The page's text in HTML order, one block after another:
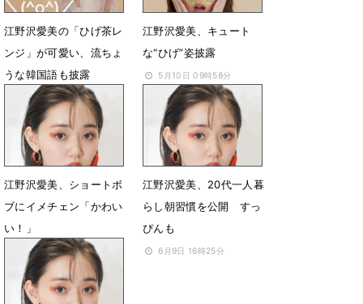
江野沢愛美の「ひげ茶レ
ンジ」が可愛い、流ちょ
うな韓国語も披露
5月10日 10時07分
江野沢愛美、キュート
な“ひげ”姿披露
5月10日 09時58分
江野沢愛美、ショートボ
ブにイメチェン「かわい
い！」
8月1日 10時25分
江野沢愛美、20代一人暮
らし朝習慣を公開 すっ
ぴんも
6月9日 16時25分